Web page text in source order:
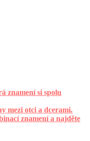
znamení si spolu
mezi otci a dcerami.
znamení a najděte